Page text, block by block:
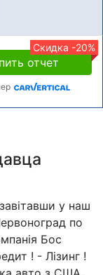
Скидка -20%
отчет
у наш
по
Бос
! - Лізинг !